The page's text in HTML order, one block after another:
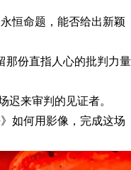
恒命题，能否给出新颖
那份直指人心的批判力量
迟来审判的见证者。
如何用影像，完成这场